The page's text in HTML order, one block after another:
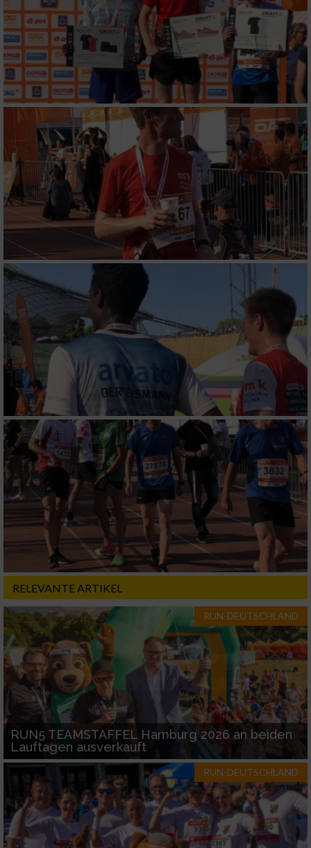
RELEVANTE ARTIKEL
RUN-DEUTSCHLAND
RUN5 TEAMSTAFFEL Hamburg 2026 an beiden
Lauftagen ausverkauft
RUN-DEUTSCHLAND